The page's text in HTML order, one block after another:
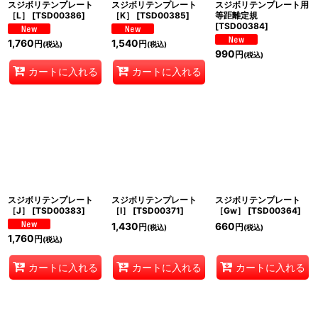
スジボリテンプレート
［L］
[TSD00386]
1,760 円 (税込)
カートに入れる
スジボリテンプレート
［K］
[TSD00385]
1,540 円 (税込)
カートに入れる
スジボリテンプレート用
等距離定規
[TSD00384]
990 円 (税込)
スジボリテンプレート
［J］
[TSD00383]
1,760 円 (税込)
カートに入れる
スジボリテンプレート
［I］
[TSD00371]
1,430 円 (税込)
カートに入れる
スジボリテンプレート
［Gw］
[TSD00364]
660 円 (税込)
カートに入れる